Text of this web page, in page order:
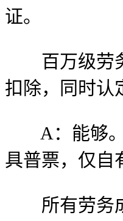
证。
百万级劳务
扣除，同时认
A：能够。
具普票，仅自
所有劳务成